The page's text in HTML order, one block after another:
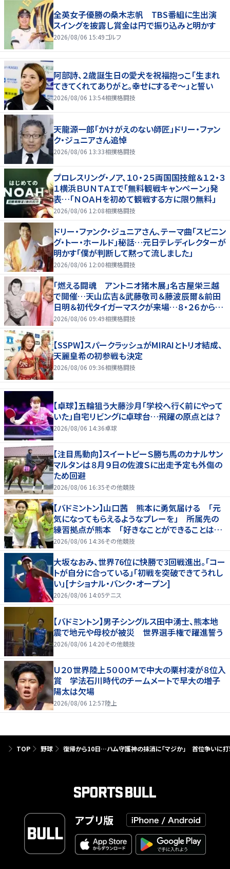
全英女子優勝の桑木志帆 TBS番組に生出演
スイングを披露し賞金は円で振り込みと明かす
2026/08/06 15:49ゴルフ
阿部詩、２歳誕生日の愛犬を祝福抱っこ「生まれ
てきてくれてありがと。幸せにするぞ～」と誓い
2026/08/06 13:54相撲格闘技
天龍源一郎「かけがえのない師匠」ドリー・ファン
ク・ジュニアさん追悼
2026/08/06 13:33相撲格闘技
プロレスリング・ノア、１０・２５両国国技館＆１２・３
１横浜ＢＵＮＴＡＩで「無料観戦キャンペーン」発
表…「ＮＯＡＨを初めて観戦する方に限り無料」
2026/08/06 12:08相撲格闘技
ドリー・ファンク・ジュニアさん、テーマ曲「スピニン
グ・トー・ホールド」秘話…元日テレディレクターが
明かす「僕が判断して黙って流しました」
2026/08/06 12:00相撲格闘技
「燃える闘魂 アントニオ猪木展」名古屋栄三越
で開催…天山広吉＆武藤敬司＆藤波辰爾＆前田
日明＆初代タイガーマスクが来場…８・２６から９・
７まで
2026/08/06 09:49相撲格闘技
【SSPW】スパークラッシュがMIRAIとトリオ結成、
天麗皇希の初参戦も決定
2026/08/06 09:36相撲格闘技
【卓球】五輪狙う大藤沙月「学校へ行く前にやって
いた」自宅リビングに卓球台…飛躍の原点とは？
2026/08/06 14:36卓球
【注目馬動向】スイートピーＳ勝ち馬のカナルサン
マルタンは８月９日の佐渡Ｓに出走予定も外傷の
ため回避
2026/08/06 16:35その他競技
【バドミントン】山口茜 熊本に勇気届ける 「元
気になってもらえるようなプレーを」 所属先の
練習拠点が熊本 「好きなことができることは当
たり前じゃない」
2026/08/06 14:36その他競技
大坂なおみ、世界76位に快勝で3回戦進出。「コー
トが自分に合っている」「初戦を突破できてうれし
い」[ナショナル・バンク・オープン]
2026/08/06 14:05テニス
【バドミントン】男子シングルス田中湧士、熊本地
震で地元や母校が被災 世界選手権で躍進誓う
2026/08/06 14:20その他競技
Ｕ２０世界陸上５０００Ｍで中大の栗村凌が８位入
賞 学法石川時代のチームメートで早大の増子
陽太は欠場
2026/08/06 12:57陸上
TOP 野球 復帰から10日…ハム守護神の抹消に「マジか」 首位争いに打
アプリ版